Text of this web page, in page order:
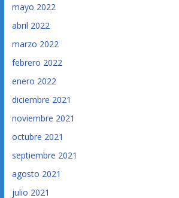
mayo 2022
abril 2022
marzo 2022
febrero 2022
enero 2022
diciembre 2021
noviembre 2021
octubre 2021
septiembre 2021
agosto 2021
julio 2021